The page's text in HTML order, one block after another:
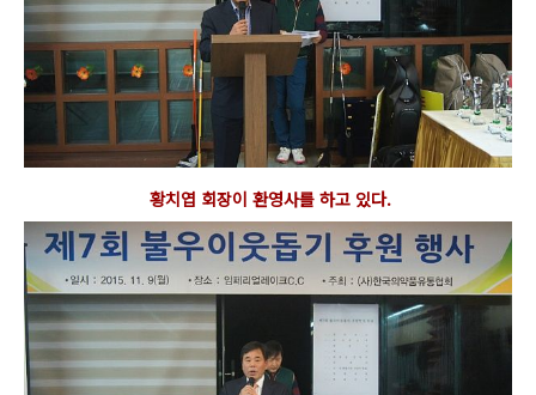
황치엽 회장이 환영사를 하고 있다.